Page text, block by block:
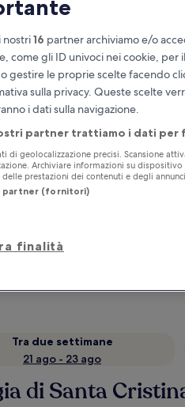
Accumula
Tra due settimane
21 ago - 23 ago
di Santa
nostri16 partner archiviamo e/o
come gli ID univoci nei cookie, per
gestire le proprie scelte facendo
sulla privacy. Queste scelte
i dati sulla navigazione.
partner trattiamo i dati per
di geolocalizzazione precisi. Scansione
Archiviare informazioni su
delle prestazioni dei contenuti e degli
partner (fornitori)
finalità